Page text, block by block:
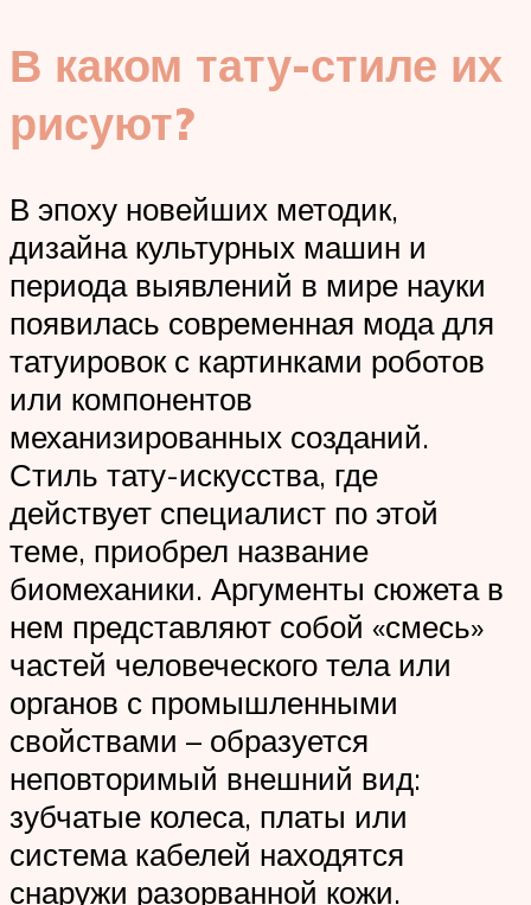
В каком тату-стиле их
рисуют?
В эпоху новейших методик,
дизайна культурных машин и
периода выявлений в мире науки
появилась современная мода для
татуировок с картинками роботов
или компонентов
механизированных созданий.
Стиль тату-искусства, где
действует специалист по этой
теме, приобрел название
биомеханики. Аргументы сюжета в
нем представляют собой «смесь»
частей человеческого тела или
органов с промышленными
свойствами – образуется
неповторимый внешний вид:
зубчатые колеса, платы или
система кабелей находятся
снаружи разорванной кожи.